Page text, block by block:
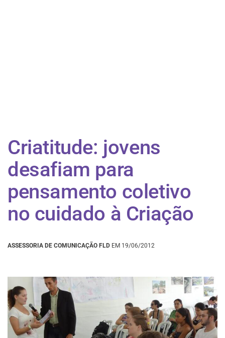
Criatitude: jovens
desafiam para
pensamento coletivo
no cuidado à Criação
ASSESSORIA DE COMUNICAÇÃO FLD EM 19/06/2012